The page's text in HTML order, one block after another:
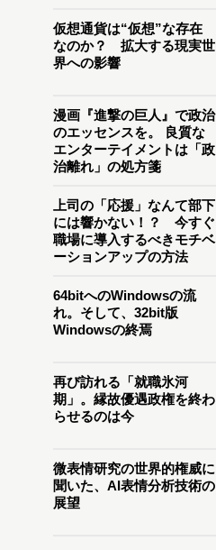
仮想通貨は“仮想”な存在
なのか？ 拡大する現実世
界への影響
漫画『進撃の巨人』で政治
のエッセンスを。 良質な
エンターテイメントは「政
治離れ」の処方箋
上司の「応援」なんて部下
には響かない！？ 今すぐ
職場に導入するべきモチベ
ーションアップの方法
64bitへのWindowsの流
れ。そして、32bit版
Windowsの終焉
再び訪れる「就職氷河
期」。縁故優遇政権を終わ
らせるのは今
微表情研究の世界的権威に
聞いた、AI表情分析技術の
展望